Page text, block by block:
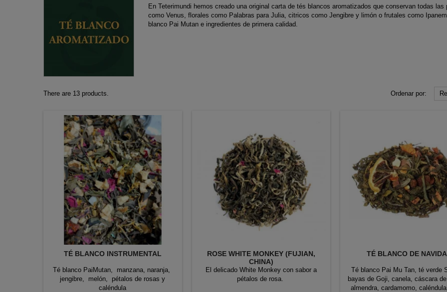
En Teterimundi hemos creado una original carta de tés blancos aromatizados que conservan todas
como Venus, florales como Palabras para Julia, citricos como Jengibre y limón o frutales como
blanco Pai Mutan e ingredientes de primera calidad.
There are 13 products. Ordenar por:
TÉ BLANCO INSTRUMENTAL
Té blanco PaiMutan, manzana, naranja,
jengibre, melón, pétalos de rosas y
caléndula
ROSE WHITE MONKEY (FUJIAN,
CHINA)
El delicado White Monkey con sabor a
pétalos de rosa.
TÉ BLANCO DE
Té blanco Pai Mu Tan, té verde
bayas de Goji, canela, cáscara de
almendra, cardamomo,